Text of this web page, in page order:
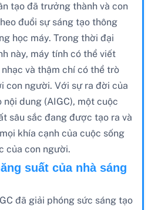
tạo đã trưởng thành và con
đuổi sự sáng tạo thông
học máy. Trong thời đại
này, máy tính có thể viết
và thậm chí có thể trò
con người. Với sự ra đời của
dung (AIGC), một cuộc
sâu sắc đang được tạo ra và
khía cạnh của cuộc sống
của con người.
suất của nhà sáng
đã giải phóng sức sáng tạo